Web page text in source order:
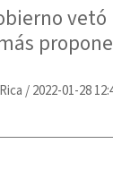
/2022-01-28